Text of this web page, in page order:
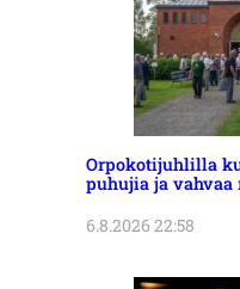
Orpokotijuhlilla
puhujia ja vahvaa
6.8.2026 22:58